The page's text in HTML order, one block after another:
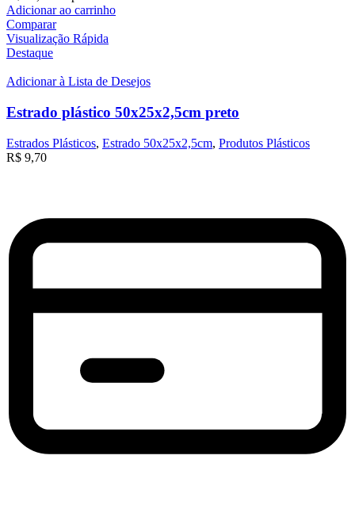
Adicionar ao carrinho
Comparar
Visualização Rápida
Destaque
Adicionar à Lista de Desejos
Estrado plástico 50x25x2,5cm preto
Estrados Plásticos, Estrado 50x25x2,5cm, Produtos Plásticos
R$ 9,70